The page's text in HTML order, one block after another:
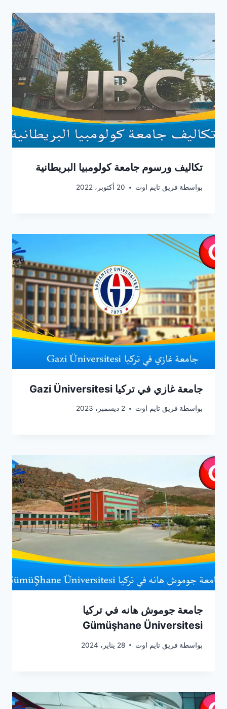
تكاليف ورسوم جامعة كولومبيا البريطانية
بواسطة فريق تايم اوت 20 أكتوبر، 2022
جامعة غازي في تركيا Gazi Üniversitesi
بواسطة فريق تايم اوت 2 ديسمبر، 2023
جامعة جوموش هانه في تركيا
Gümüşhane Üniversitesi
بواسطة فريق تايم اوت 28 يناير، 2024